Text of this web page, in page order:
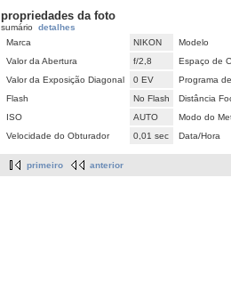
propriedades da foto
sumário detalhes
Marca
NIKON
Modelo
Valor da Abertura
f/2,8
Espaço de
Valor da Exposição Diagonal
0 EV
Programa
Flash
No Flash
Distância
ISO
AUTO
Modo do
Velocidade do Obturador
0,01 sec Data/Hora
primeiro anterior